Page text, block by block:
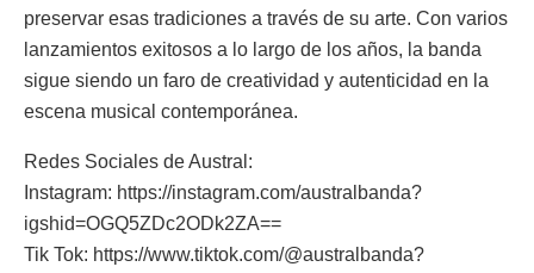
preservar esas tradiciones a través de su arte. Con varios
lanzamientos exitosos a lo largo de los años, la banda
sigue siendo un faro de creatividad y autenticidad en la
escena musical contemporánea.
Redes Sociales de Austral:
Instagram: https://instagram.com/australbanda?
igshid=OGQ5ZDc2ODk2ZA==
Tik Tok: https://www.tiktok.com/@australbanda?